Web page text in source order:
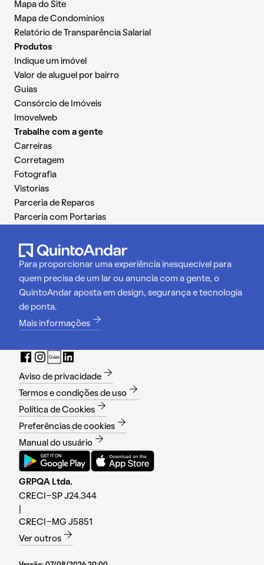
Mapa do Site
Mapa de Condomínios
Relatório de Transparência Salarial
Produtos
Indique um imóvel
Valor de aluguel por bairro
Guias
Consórcio de Imóveis
Imovelweb
Trabalhe com a gente
Carreiras
Corretagem
Fotografia
Vistorias
Parceria de Reparos
Parceria com Portarias
Para proporcionar uma experiência inesquecível para
quem precisa de um lar ou anuncia com a gente, o
QuintoAndar aposta em design, segurança e tecnologia
de ponta.
Mais informações
Aviso de privacidade
Termos e condições de uso
Política de Cookies
Preferências de cookies
Manual do usuário
GRPQA Ltda.
CRECI-SP J24.344
CRECI-MG J5851
Ver outros